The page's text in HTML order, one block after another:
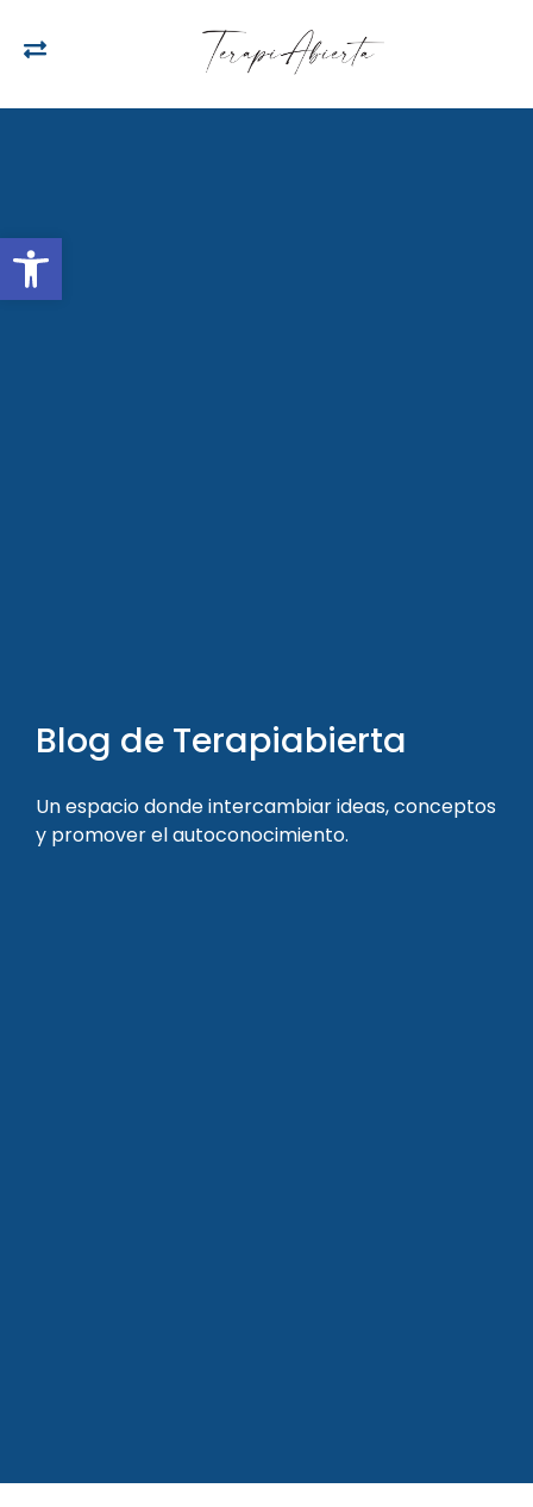
Open toolbar
Blog de Terapiabierta
Un espacio donde intercambiar ideas, conceptos
y promover el autoconocimiento.